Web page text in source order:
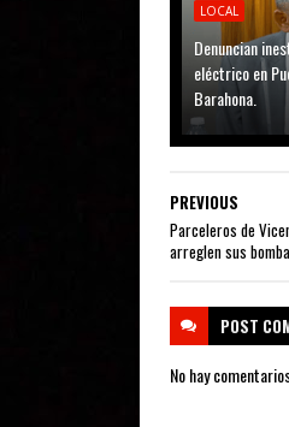
LOCAL
Denuncian
eléctrico en
Barahona.
PREVIOUS
Parceleros de
arreglen sus
POST
No hay